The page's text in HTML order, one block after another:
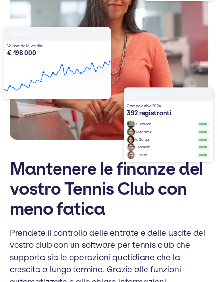
Mantenere le finanze del
vostro Tennis Club con
meno fatica
Prendete il controllo delle entrate e delle uscite del
vostro club con un software per tennis club che
supporta sia le operazioni quotidiane che la
crescita a lungo termine. Grazie alle funzioni
Volume delle vendite
€ 198 000
Campo estivo 2024
392 registranti
R. Johnson Pagato
S. Martinez Pagato
A. García Pagato
L. Marrone Pagato
C. Smith Pagato